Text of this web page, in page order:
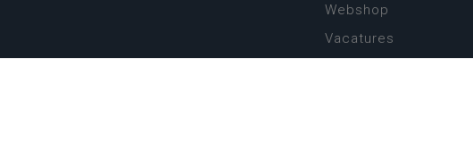
Webshop
Vacatures